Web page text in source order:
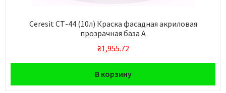
Ceresit СТ-44 (10л) Краска фасадная акриловая
прозрачная база А
₴1,955.72
В корзину